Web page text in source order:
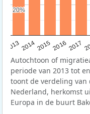
20132014201520162017
20%
20%
Autochtoon of
periode van 2013 tot
toont de verdeling
Nederland, herkomst
Europa in de buurt